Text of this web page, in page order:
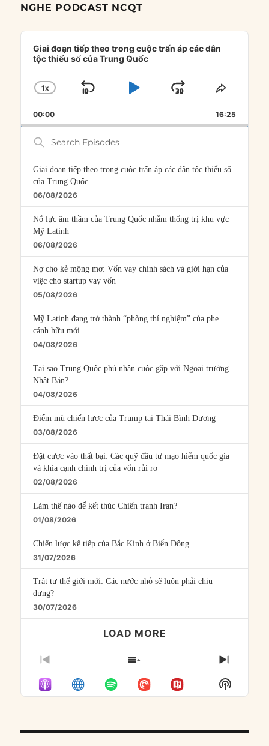
NGHE PODCAST NCQT
Audio
Player
Giai đoạn tiếp theo trong cuộc trấn áp các dân
tộc thiểu số của Trung Quốc
CHANGE
RATE
1X
SKIP
PLAYJUMP
FORWARD
SHARE
00:00 16:25
Search
Episodes
Giai đoạn tiếp theo trong cuộc trấn áp các dân tộc thiểu số
của Trung Quốc
06/08/2026
Nỗ lực âm thầm của Trung Quốc nhằm thống trị khu vực
Mỹ Latinh
06/08/2026
Nợ cho kẻ mộng mơ: Vốn vay chính sách và giới hạn của
việc cho startup vay vốn
05/08/2026
Mỹ Latinh đang trở thành “phòng thí nghiệm” của phe
cánh hữu mới
04/08/2026
Tại sao Trung Quốc phủ nhận cuộc gặp với Ngoại trưởng
Nhật Bản?
04/08/2026
Điểm mù chiến lược của Trump tại Thái Bình Dương
03/08/2026
Đặt cược vào thất bại: Các quỹ đầu tư mạo hiểm quốc gia
và khía cạnh chính trị của vốn rủi ro
02/08/2026
Làm thế nào để kết thúc Chiến tranh Iran?
01/08/2026
Chiến lược kế tiếp của Bắc Kinh ở Biển Đông
31/07/2026
Trật tự thế giới mới: Các nước nhỏ sẽ luôn phải chịu
đựng?
30/07/2026
LOAD MORE
PREVIOUS
EPISODE
SHOW
EPISODES
LIST
NEXT
Show
Podcast